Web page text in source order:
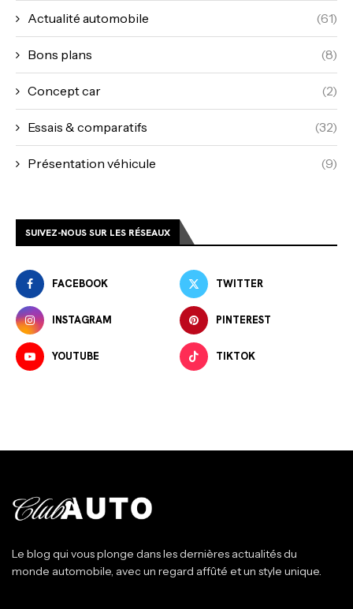
Actualité automobile (61)
Bons plans (8)
Concept car (2)
Essais & comparatifs (32)
Présentation véhicule (9)
SUIVEZ-NOUS SUR LES RÉSEAUX
FACEBOOK TWITTER
INSTAGRAM PINTEREST
YOUTUBE TIKTOK
Le blog qui vous plonge dans les dernières actualités du
monde automobile, avec un regard affûté et un style unique.